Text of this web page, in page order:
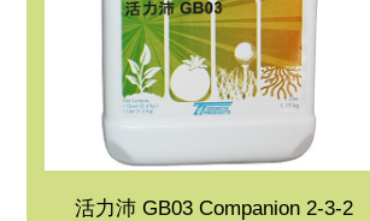
活力沛 GB03 Companion 2-3-2